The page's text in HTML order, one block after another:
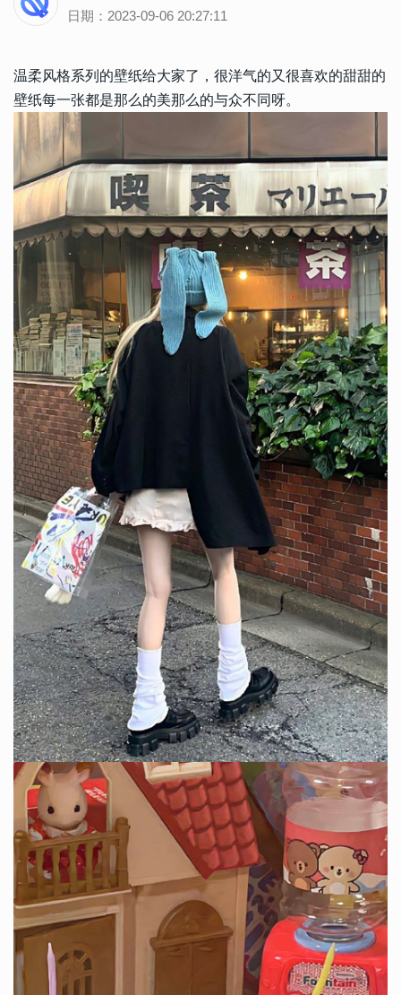
日期：2023-09-06 20:27:11
温柔风格系列的壁纸给大家了，很洋气的又很喜欢的甜甜的
壁纸每一张都是那么的美那么的与众不同呀。